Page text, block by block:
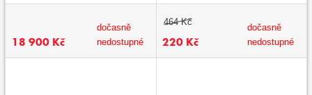
18 900 Kč
dočasně
nedostupné
464 Kč
220 Kč
dočasně
nedostupné